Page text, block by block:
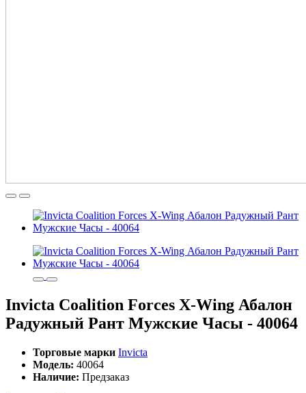
Invicta Coalition Forces X-Wing Абалон
Радужный Рант Мужские Часы - 40064
Торговые марки Invicta
Модель: 40064
Наличие: Предзаказ